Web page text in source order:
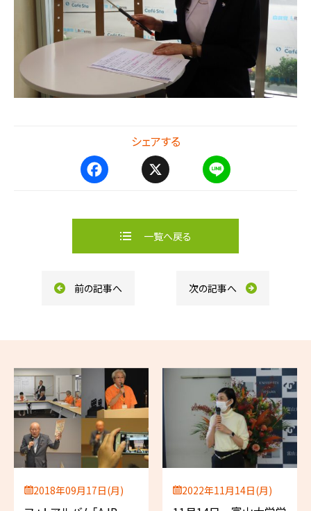
シェアする
e
o
e
一覧へ戻る
前の記事へ 次の記事へ
2018年09月17日(月) 2022年11月14日(月)